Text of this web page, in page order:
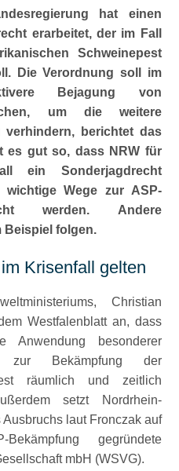
hat einen
erarbeitet, der im Fall
Schweinepest
Die Verordnung soll im
Bejagung von
um die weitere
berichtet das
es gut so, dass NRW für
ein Sonderjagdrecht
Wege zur ASP-
werden. Andere
Beispiel folgen.
Krisenfall gelten
Christian
Westfalenblatt an, dass
Anwendung besonderer
zur Bekämpfung der
räumlich und zeitlich
setzt Nordrhein-
laut Fronczak auf
gegründete
mbH (WSVG).